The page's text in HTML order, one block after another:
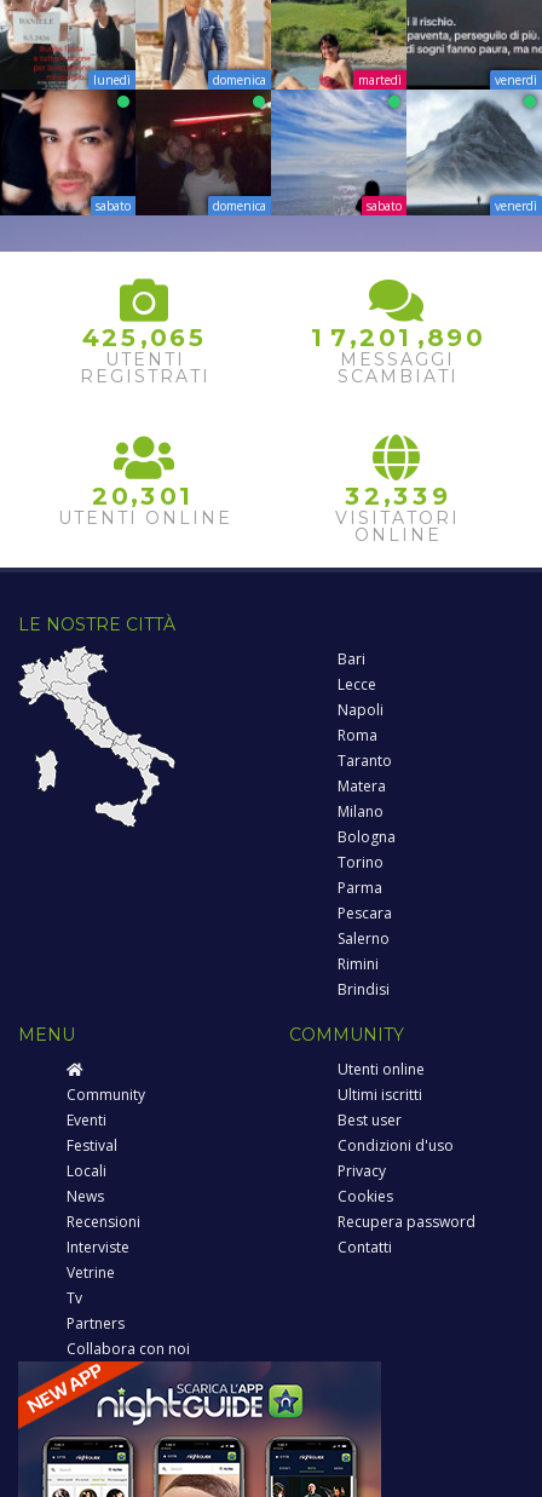
lunedì domenica martedì venerdì
sabato domenica sabato venerdì
425 ,065
UTENTI
REGISTRATI
1 7 ,2 01 ,890
MESSAGGI
SCAMBIATI
2 0,3 01
UTENTI ONLINE
32 ,33 9
VISITATORI
ONLINE
LE NOSTRE CITTÀ
Bari
Lecce
Napoli
Roma
Taranto
Matera
Milano
Bologna
Torino
Parma
Pescara
Salerno
Rimini
Brindisi
MENU
Community
Eventi
Festival
Locali
News
Recensioni
Interviste
Vetrine
Tv
Partners
Collabora con noi
COMMUNITY
Utenti online
Ultimi iscritti
Best user
Condizioni d'uso
Privacy
Cookies
Recupera password
Contatti